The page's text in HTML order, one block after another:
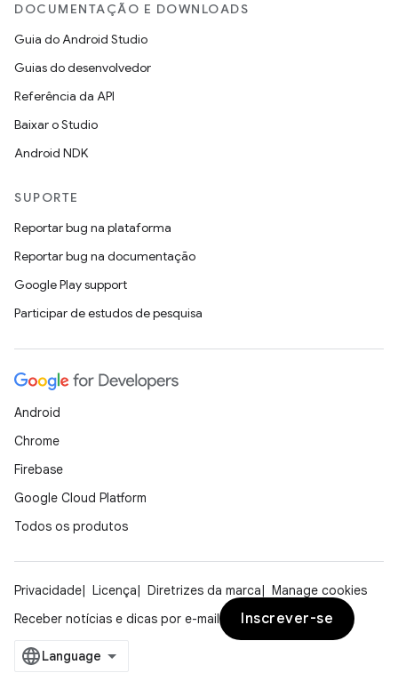
DOCUMENTAÇÃO E DOWNLOADS
Guia do Android Studio
Guias do desenvolvedor
Referência da API
Baixar o Studio
Android NDK
SUPORTE
Reportar bug na plataforma
Reportar bug na documentação
Google Play support
Participar de estudos de pesquisa
Android
Chrome
Firebase
Google Cloud Platform
Todos os produtos
Privacidade Licença Diretrizes da marca
Manage cookies
Receber notícias e dicas por e-mail
Inscrever-se